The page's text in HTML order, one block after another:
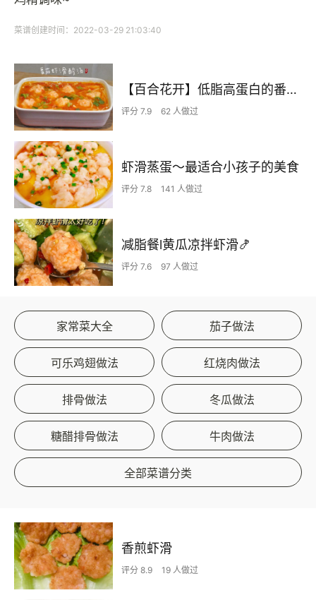
菜谱创建时间：2022-03-29 21:03:40
【百合花开】低脂高蛋白的番茄虾滑酸汤
评分 7.9 62 人做过
虾滑蒸蛋～最适合小孩子的美食
评分 7.8 141 人做过
减脂餐l黄瓜凉拌虾滑🍤
评分 7.6 97 人做过
家常菜大全 茄子做法
可乐鸡翅做法 红烧肉做法
排骨做法 冬瓜做法
糖醋排骨做法 牛肉做法
全部菜谱分类
香煎虾滑
评分 8.9 19 人做过